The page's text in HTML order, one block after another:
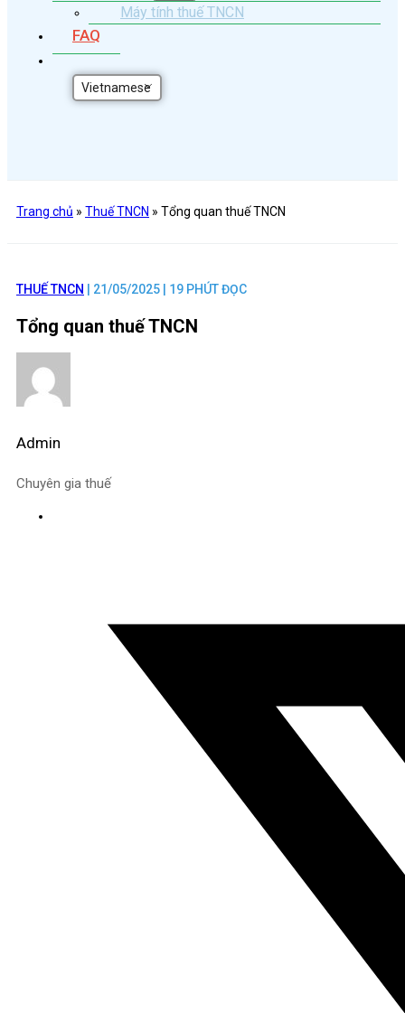
Máy tính thuế TNCN
FAQ
Vietnamese
Trang chủ » Thuế TNCN » Tổng quan thuế TNCN
THUẾ TNCN | 21/05/2025 | 19 PHÚT ĐỌC
Tổng quan thuế TNCN
Admin
Chuyên gia thuế